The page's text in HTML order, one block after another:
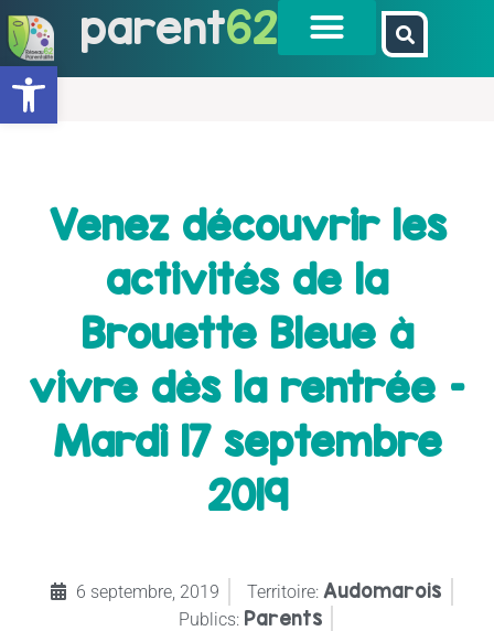
Ouvrir la barre d’outils
parent62
Venez découvrir les
activités de la
Brouette Bleue à
vivre dès la rentrée –
Mardi 17 septembre
2019
6 septembre, 2019 Territoire: Audomarois
Publics: Parents